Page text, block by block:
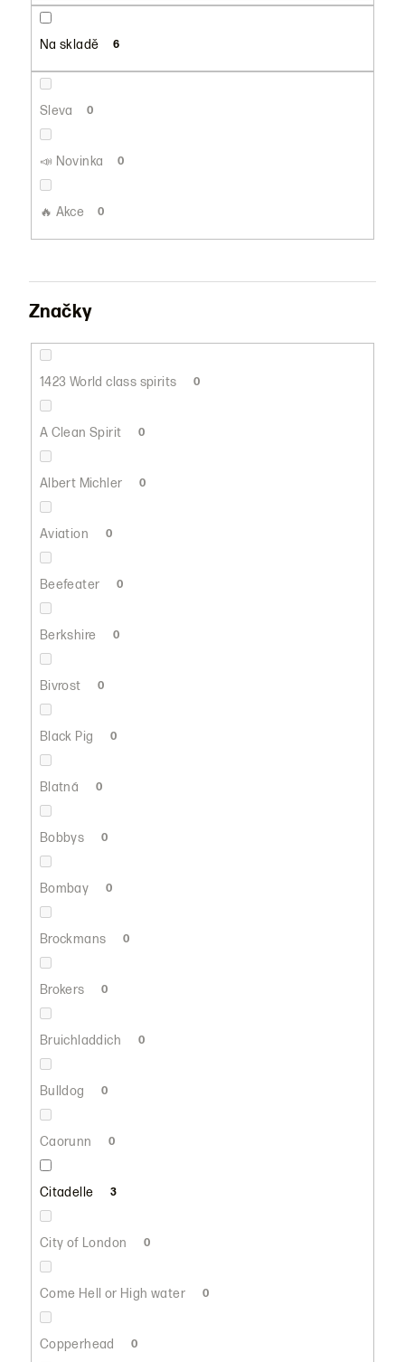
Na skladě 6
Sleva 0
📣 Novinka 0
🔥 Akce 0
Značky
1423 World class spirits 0
A Clean Spirit 0
Albert Michler 0
Aviation 0
Beefeater 0
Berkshire 0
Bivrost 0
Black Pig 0
Blatná 0
Bobbys 0
Bombay 0
Brockmans 0
Brokers 0
Bruichladdich 0
Bulldog 0
Caorunn 0
Citadelle 3
City of London 0
Come Hell or High water 0
Copperhead 0